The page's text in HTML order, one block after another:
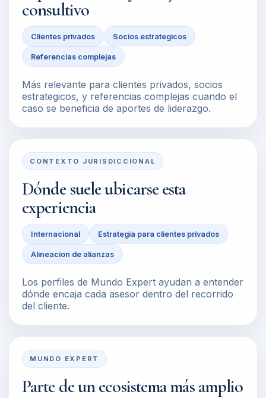
consultivo
Clientes privados Socios estrategicos
Referencias complejas
Más relevante para clientes privados, socios
estrategicos, y referencias complejas cuando el
caso se beneficia de aportes de liderazgo.
CONTEXTO JURISDICCIONAL
Dónde suele ubicarse esta
experiencia
Internacional Estrategia para clientes privados
Alineacion de alianzas
Los perfiles de Mundo Expert ayudan a entender
dónde encaja cada asesor dentro del recorrido
del cliente.
MUNDO EXPERT
Parte de un ecosistema más amplio